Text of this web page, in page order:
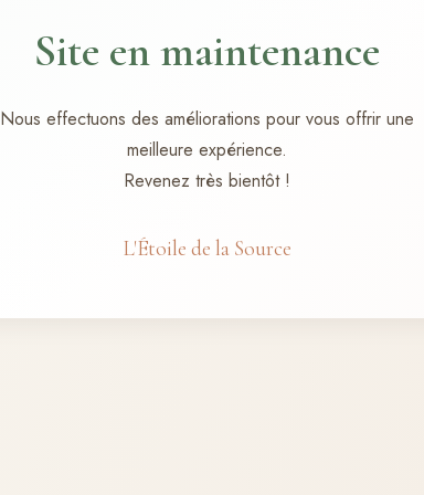
Site en maintenance
Nous effectuons des améliorations pour vous offrir une
meilleure expérience.
Revenez très bientôt !
L'Étoile de la Source